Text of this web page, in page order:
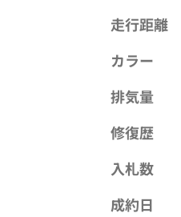
走行距離
カラー
排気量
修復歴
入札数
成約日